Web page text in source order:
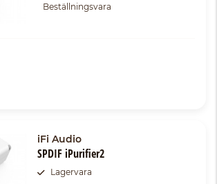
Beställningsvara
iFi Audio
SPDIF iPurifier2
Lagervara